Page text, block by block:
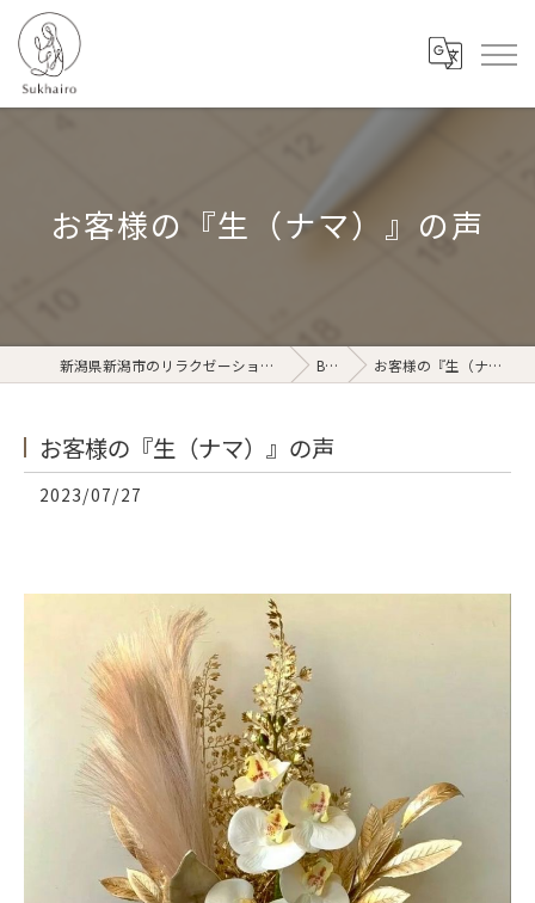
お客様の『生（ナマ）』の声
新潟県新潟市のリラクゼーションならSukhairo Blog お客様の『生（ナマ）』の声
お客様の『生（ナマ）』の声
2023/07/27